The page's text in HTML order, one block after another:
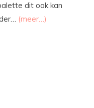
dit ook kan
(meer…)